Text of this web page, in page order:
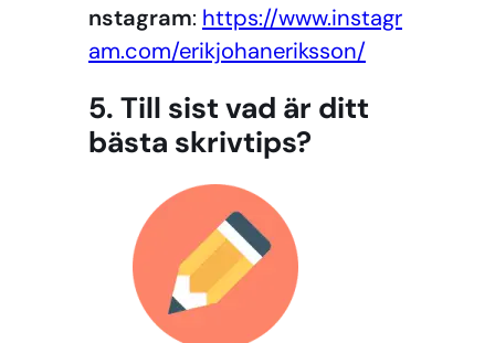
nstagram: https://www.instagr
am.com/erikjohaneriksson/
5. Till sist vad är ditt
bästa skrivtips?